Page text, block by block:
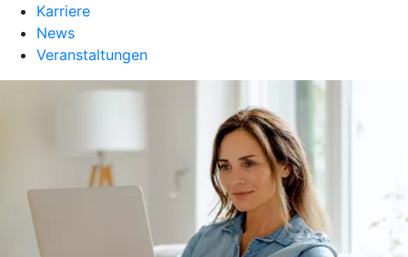
Karriere
News
Veranstaltungen